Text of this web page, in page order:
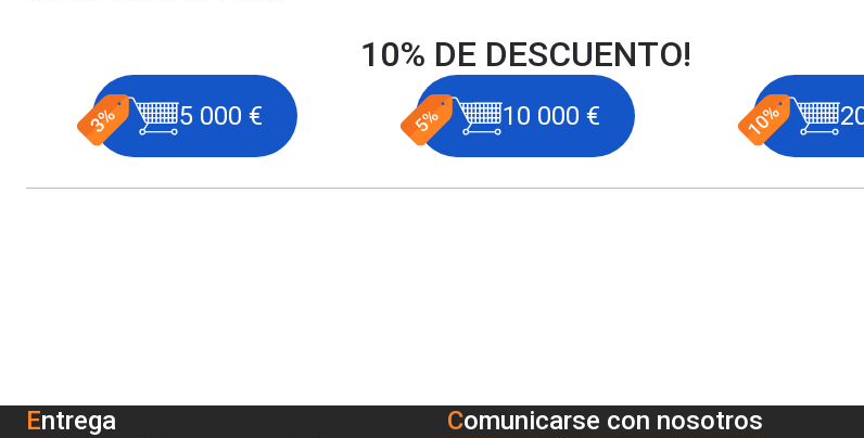
10% DE DESCUENTO!
5 000 € 10 000 €
Entrega Comunicarse con nosotros